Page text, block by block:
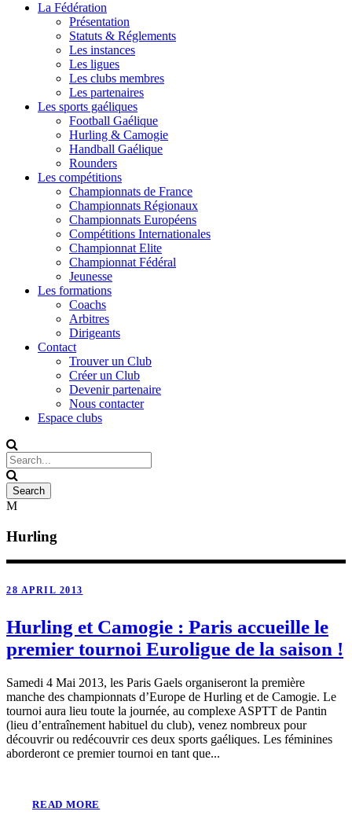
La Fédération
Présentation
Statuts & Réglements
Les instances
Les ligues
Les clubs membres
Les partenaires
Les sports gaéliques
Football Gaélique
Hurling & Camogie
Handball Gaélique
Rounders
Les compétitions
Championnats de France
Championnats Régionaux
Championnats Européens
Compétitions Internationales
Championnat Elite
Championnat Fédéral
Jeunesse
Les formations
Coachs
Arbitres
Dirigeants
Contact
Trouver un Club
Créer un Club
Devenir partenaire
Nous contacter
Espace clubs
Hurling
28 APRIL 2013
Hurling et Camogie : Paris accueille le
premier tournoi Euroligue de la saison !
Samedi 4 Mai 2013, les Paris Gaels organiseront la première
manche des championnats d’Europe de Hurling et de Camogie. Le
tournoi aura lieu toute la journée, au complexe ASPTT de Pantin
(lieu d’entraînement habituel du club), venez nombreux pour
découvrir ou redécouvrir ces deux sports gaéliques. Les féminines
aborderont ce premier tournoi en tant que...
READ MORE